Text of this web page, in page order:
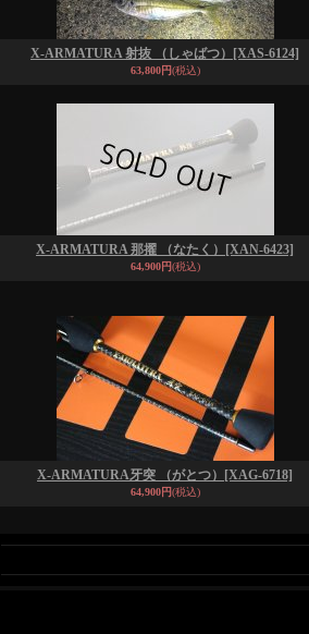
X-ARMATURA 射抜 （しゃばつ） [XAS-6124]
63,800円(税込)
X-ARMATURA 那擢 （なたく） [XAN-6423]
64,900円(税込)
X-ARMATURA牙突 （がとつ） [XAG-6718]
64,900円(税込)